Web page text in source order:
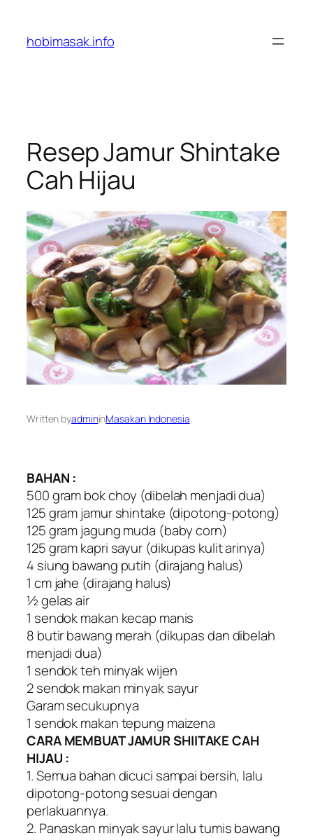
content
hobimasak.info
Resep Jamur Shintake
Cah Hijau
Written byadmininMasakan Indonesia
BAHAN :
500 gram bok choy (dibelah menjadi dua)
125 gram jamur shintake (dipotong-potong)
125 gram jagung muda (baby corn)
125 gram kapri sayur (dikupas kulit arinya)
4 siung bawang putih (dirajang halus)
1 cm jahe (dirajang halus)
½ gelas air
1 sendok makan kecap manis
8 butir bawang merah (dikupas dan dibelah
menjadi dua)
1 sendok teh minyak wijen
2 sendok makan minyak sayur
Garam secukupnya
1 sendok makan tepung maizena
CARA MEMBUAT JAMUR SHIITAKE CAH
HIJAU :
1. Semua bahan dicuci sampai bersih, lalu
dipotong-potong sesuai dengan
perlakuannya.
2. Panaskan minyak sayur lalu tumis bawang